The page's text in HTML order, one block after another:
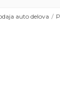
auto delova